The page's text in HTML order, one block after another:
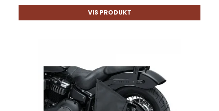
VIS PRODUKT